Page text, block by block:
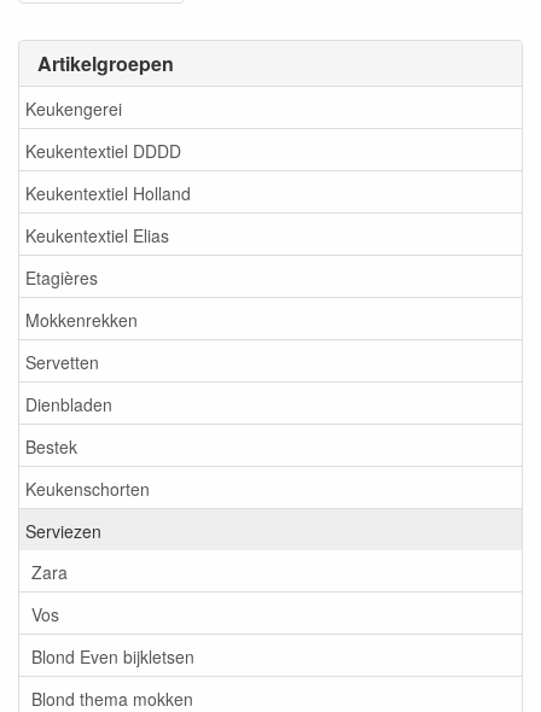
Artikelgroepen
Keukengerei
Keukentextiel DDDD
Keukentextiel Holland
Keukentextiel Elias
Etagières
Mokkenrekken
Servetten
Dienbladen
Bestek
Keukenschorten
Serviezen
Zara
Vos
Blond Even bijkletsen
Blond thema mokken